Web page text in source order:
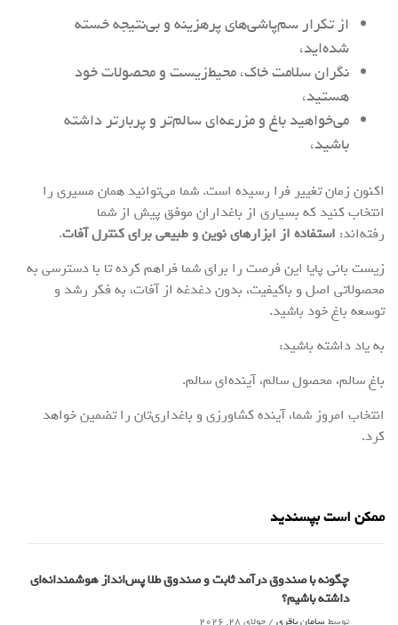
از تکرار سم‌پاشی‌های پرهزینه و بی‌نتیجه خسته
شده‌اید،
نگران سلامت خاک، محیط‌زیست و محصولات خود
هستید،
می‌خواهید باغ و مزرعه‌ای سالم‌تر و پربارتر داشته
باشید،
اکنون زمان تغییر فرا رسیده است. شما می‌توانید همان مسیری را
انتخاب کنید که بسیاری از باغداران موفق پیش از شما
رفته‌اند: استفاده از ابزارهای نوین و طبیعی برای کنترل آفات.
زیست بانی پایا این فرصت را برای شما فراهم کرده تا با دسترسی به
محصولاتی اصل و باکیفیت، بدون دغدغه از آفات، به فکر رشد و
توسعه باغ خود باشید.
به یاد داشته باشید:
باغ سالم، محصول سالم، آینده‌ای سالم.
انتخاب امروز شما، آینده کشاورزی و باغداری‌تان را تضمین خواهد
کرد.
ممکن است بپسندید
چگونه با صندوق درآمد ثابت و صندوق طلا پس‌انداز هوشمندانه‌ای
داشته باشیم؟
توسطسامان باقری / جولای 28, 2026